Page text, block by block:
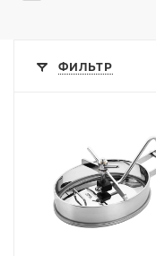
ФИЛЬТР